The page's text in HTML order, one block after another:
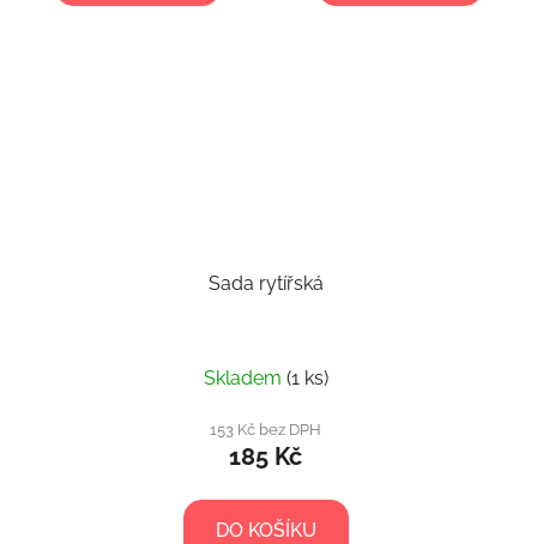
Sada rytířská
Skladem (1 ks)
153 Kč bez DPH
185 Kč
DO KOŠÍKU